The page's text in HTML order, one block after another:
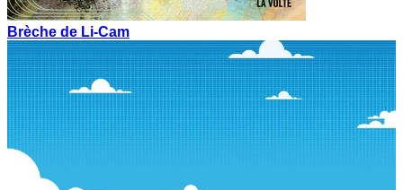
Brèche de Li-Cam